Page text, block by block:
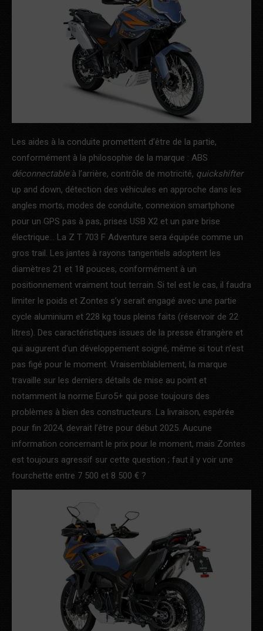
Les aides à la conduite promettent d’être de la partie,
conformément à la philosophie de la marque : ABS
déconnectable à l’arrière, contrôle de motricité, quickshifter
up and down, détection des véhicules en approche dans les
angles morts, modes de conduite, connexion smartphone
pour un GPS pas à pas, prises USB X2 et un pare brise
électrique… La Z T 703 F Adventure sera équipée comme un
gros trail. Les jantes à rayons tangentiels adoptent les
diamètres 21 et 18 pouces, conformément à un
positionnement vraiment tout terrain. Si tel est le cas, il faudra
limiter le poids et Zontes s’y serait engagé avec une partie
cycle aluminium et 228 kg tous pleins faits (réservoir de 22
litres). Des caractéristiques issues de la presse étrangère et
qui augurent d’un développement soigné, même si tout n’est
pas figé pour le moment. Vraisemblablement, la marque
travaille sur les derniers détails de mise au point et
notamment la norme Euro5+ qui pose toujours des
problèmes à bien des constructeurs. La livraison, espérée
pour fin 2024, devrait l’être pour début 2025. Aucune
information concernant le prix pour le moment, mais Zontes
est toujours agressif sur cette question ; faut il y voir une
fourchette entre 7 500 et 8 500 € ?